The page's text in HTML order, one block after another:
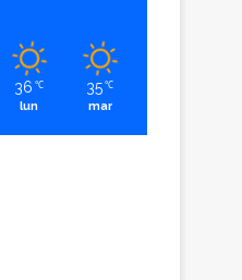
36 ℃
lun
35 ℃
mar